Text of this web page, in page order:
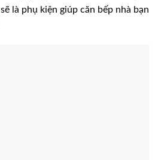
sẽ là phụ kiện giúp căn bếp nhà bạn